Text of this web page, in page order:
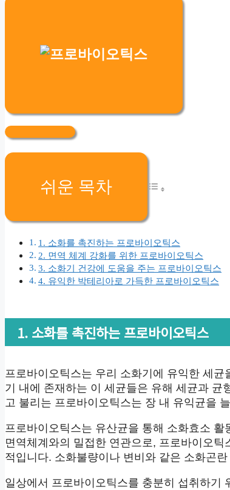
쉬운 목차
1. 소화를 촉진하는 프로바이오틱스
2. 면역 체계 강화를 위한 프로바이오틱스
3. 소화기 건강에 도움을 주는 프로바이오틱스
4. 유익한 박테리아로 가득한 프로바이오틱스
1. 소화를 촉진하는 프로바이오틱스
프로바이오틱스는 우리 소화기에 유익한 세
기 내에 존재하는 이 세균들은 유해 세균과
고 불리는 프로바이오틱스는 장 내 유익균을
프로바이오틱스는 유산균을 통해 소화효소
면역체계와의 밀접한 연관으로, 프로바이오
적입니다. 소화불량이나 변비와 같은 소화곤
일상에서 프로바이오틱스를 충분히 섭취하기